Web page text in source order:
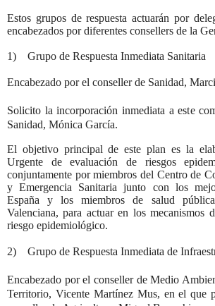
Estos grupos de respuesta actuarán por
encabezados por diferentes consellers de la
1) Grupo de Respuesta Inmediata Sanitaria
Encabezado por el conseller de Sanidad,
Solicito la incorporación inmediata a este
Sanidad, Mónica García.
El objetivo principal de este plan es la
Urgente de evaluación de riesgos
conjuntamente por miembros del Centro de
y Emergencia Sanitaria junto con los
España y los miembros de salud
Valenciana, para actuar en los mecanismos
riesgo epidemiológico.
2) Grupo de Respuesta Inmediata de
Encabezado por el conseller de Medio
Territorio, Vicente Martínez Mus, en el que